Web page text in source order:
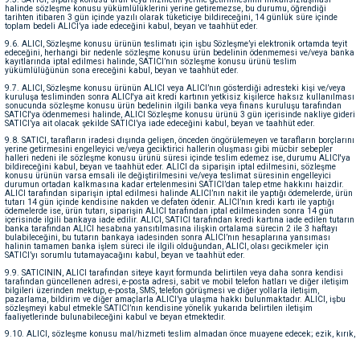
halinde sözleşme konusu yükümlülüklerini yerine getiremezse, bu durumu, öğrendiği
tarihten itibaren 3 gün içinde yazılı olarak tüketiciye bildireceğini, 14 günlük süre içinde
toplam bedeli ALICI’ya iade edeceğini kabul, beyan ve taahhüt eder.
9.6. ALICI, Sözleşme konusu ürünün teslimatı için işbu Sözleşme’yi elektronik ortamda teyit
edeceğini, herhangi bir nedenle sözleşme konusu ürün bedelinin ödenmemesi ve/veya banka
kayıtlarında iptal edilmesi halinde, SATICI’nın sözleşme konusu ürünü teslim
yükümlülüğünün sona ereceğini kabul, beyan ve taahhüt eder.
9.7. ALICI, Sözleşme konusu ürünün ALICI veya ALICI’nın gösterdiği adresteki kişi ve/veya
kuruluşa tesliminden sonra ALICI'ya ait kredi kartının yetkisiz kişilerce haksız kullanılması
sonucunda sözleşme konusu ürün bedelinin ilgili banka veya finans kuruluşu tarafından
SATICI'ya ödenmemesi halinde, ALICI Sözleşme konusu ürünü 3 gün içerisinde nakliye gideri
SATICI’ya ait olacak şekilde SATICI’ya iade edeceğini kabul, beyan ve taahhüt eder.
9.8. SATICI, tarafların iradesi dışında gelişen, önceden öngörülemeyen ve tarafların borçlarını
yerine getirmesini engelleyici ve/veya geciktirici hallerin oluşması gibi mücbir sebepler
halleri nedeni ile sözleşme konusu ürünü süresi içinde teslim edemez ise, durumu ALICI'ya
bildireceğini kabul, beyan ve taahhüt eder. ALICI da siparişin iptal edilmesini, sözleşme
konusu ürünün varsa emsali ile değiştirilmesini ve/veya teslimat süresinin engelleyici
durumun ortadan kalkmasına kadar ertelenmesini SATICI’dan talep etme hakkını haizdir.
ALICI tarafından siparişin iptal edilmesi halinde ALICI’nın nakit ile yaptığı ödemelerde, ürün
tutarı 14 gün içinde kendisine nakden ve defaten ödenir. ALICI’nın kredi kartı ile yaptığı
ödemelerde ise, ürün tutarı, siparişin ALICI tarafından iptal edilmesinden sonra 14 gün
içerisinde ilgili bankaya iade edilir. ALICI, SATICI tarafından kredi kartına iade edilen tutarın
banka tarafından ALICI hesabına yansıtılmasına ilişkin ortalama sürecin 2 ile 3 haftayı
bulabileceğini, bu tutarın bankaya iadesinden sonra ALICI’nın hesaplarına yansıması
halinin tamamen banka işlem süreci ile ilgili olduğundan, ALICI, olası gecikmeler için
SATICI’yı sorumlu tutamayacağını kabul, beyan ve taahhüt eder.
9.9. SATICININ, ALICI tarafından siteye kayıt formunda belirtilen veya daha sonra kendisi
tarafından güncellenen adresi, e-posta adresi, sabit ve mobil telefon hatları ve diğer iletişim
bilgileri üzerinden mektup, e-posta, SMS, telefon görüşmesi ve diğer yollarla iletişim,
pazarlama, bildirim ve diğer amaçlarla ALICI’ya ulaşma hakkı bulunmaktadır. ALICI, işbu
sözleşmeyi kabul etmekle SATICI’nın kendisine yönelik yukarıda belirtilen iletişim
faaliyetlerinde bulunabileceğini kabul ve beyan etmektedir.
9.10. ALICI, sözleşme konusu mal/hizmeti teslim almadan önce muayene edecek; ezik, kırık,